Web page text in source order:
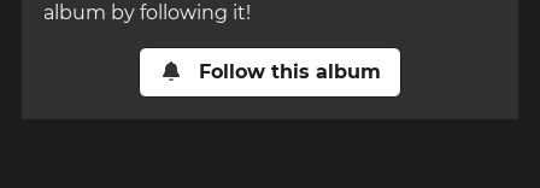
album by following it!
Follow this album